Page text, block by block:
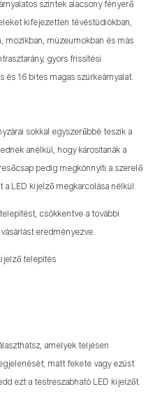
szintek alacsony fényerő
kifejezetten tévéstúdiókban,
mozikban, múzeumokban és más
gyors frissítési
és 16 bites magas szürkeárnyalat.
sokkal egyszerűbbé teszik a
anélkül, hogy károsítanák a
pedig megkönnyíti a szerelő
LED kijelző megkarcolása nélkül.
csökkentve a további
eredményezve.
amelyek teljesen
matt fekete vagy ezüst
ezt a testreszabható LED kijelzőt.